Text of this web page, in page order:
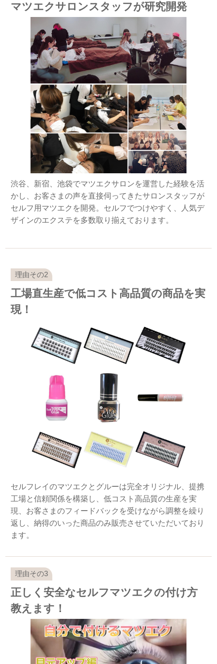
マツエクサロンスタッフが研究開発
渋谷、新宿、池袋でマツエクサロンを運営した経験を活
かし、お客さまの声を直接伺ってきたサロンスタッフが
セルフ用マツエクを開発。セルフでつけやすく、人気デ
ザインのエクステを多数取り揃えております。
工場直生産で低コスト高品質の商品を実
現！
セルフレイのマツエクとグルーは完全オリジナル、提携
工場と信頼関係を構築し、低コスト高品質の生産を実
現、お客さまのフィードバックを受けながら調整を繰り
返し、納得のいった商品のみ販売させていただいており
ます。
正しく安全なセルフマツエクの付け方
教えます！